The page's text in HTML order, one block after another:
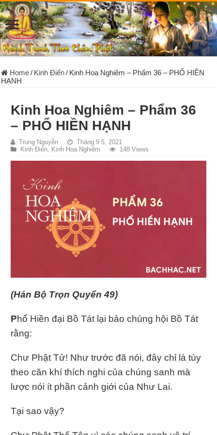
Home/ Kinh Điển/ Kinh Hoa Nghiêm – Phẩm 36 – PHỔ HIỀN
HẠNH
Kinh Hoa Nghiêm – Phẩm 36
– PHỔ HIỀN HẠNH
Trung Nguyễn
Tháng 9 5, 2021
Kinh Điển, Kinh Hoa Nghiêm 148 Views
(Hán Bộ Trọn Quyển 49)
Phổ Hiền đại Bồ Tát lại bảo chúng hội Bồ Tát
rằng:
Chư Phật Tử! Như trước đã nói, đây chỉ là tùy
theo căn khí thích nghi của chúng sanh mà
lược nói ít phần cảnh giới của Như Lai.
Tại sao vậy?